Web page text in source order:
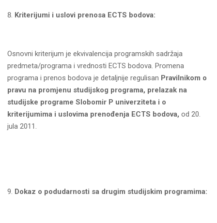
Kriterijumi i uslovi prenosa ECTS bodova:
Osnovni kriterijum je ekvivalencija programskih sadržaja
predmeta/programa i vrednosti ECTS bodova. Promena
programa i prenos bodova je detaljnije regulisan Pravilnikom o
pravu na promjenu studijskog programa, prelazak na
studijske programe Slobomir P univerziteta i o
kriterijumima i uslovima prenođenja ECTS bodova, od 20.
jula 2011.
Dokaz o podudarnosti sa drugim studijskim programima: